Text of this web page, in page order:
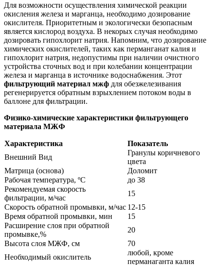
Для возможности осуществления химической реакции
окисления железа и марганца, необходимо дозирование
окислителя. Приоритетным и экологически безопасным
является кислород воздуха. В некорых случая необходимо
дозировать гипохлорит натрия. Напомним, что дозирование
химических окислителей, таких как перманганат калия и
гипохлорит натрия, недопустимы при наличии очистного
устройства сточных вод и при колебании концентрации
железа и марганца в источнике водоснабжения. Этот
фильтрующий материал мжф для обезжелезивания
регенерируется обратным взрыхлением потоком воды в
баллоне для фильтрации.
Физико-химические характеристики фильтрующего
материала МЖФ
Характеристика
Показатель
Внешний Вид
Гранулы коричневого
цвета
Матрица (основа)
Доломит
Рабочая температура, ºC
до 38
Рекомендуемая скорость
фильтрации, м/час
15
Скорость обратной промывки, м/час 12-15
Время обратной промывки, мин
15
Расширение слоя при обратной
промывке,%
20
Высота слоя МЖФ, см
70
Необходимый окислитель
любой, кроме
перманаганта калия